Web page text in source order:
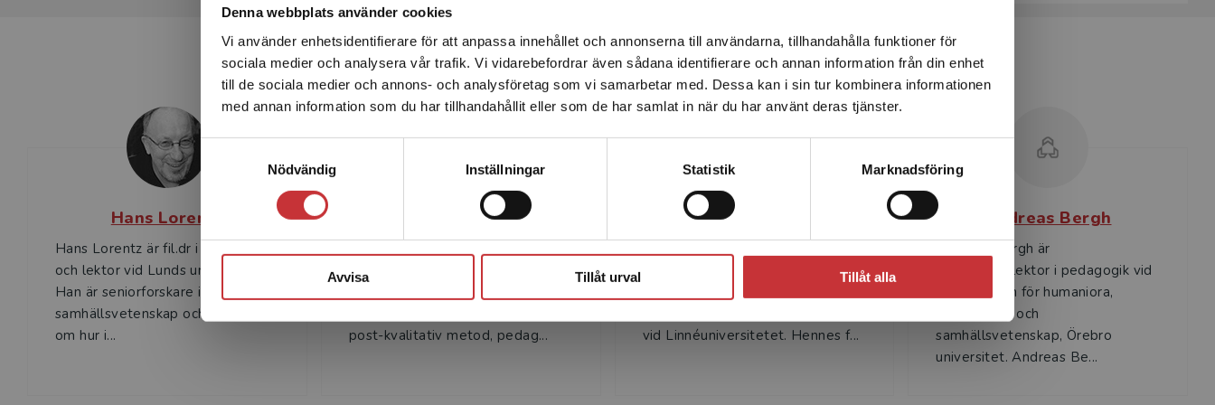
Denna webbplats använder cookies
Vi använder enhetsidentifierare för att anpassa innehållet och annonserna till användarna, tillhandahålla funktioner för
sociala medier och analysera vår trafik. Vi vidarebefordrar även sådana identifierare och annan information från din enhet
till de sociala medier och annons- och analysföretag som vi samarbetar med. Dessa kan i sin tur kombinera informationen
med annan information som du har tillhandahållit eller som de har samlat in när du har använt deras tjänster.
Nödvändig
Inställningar Statistik Marknadsföring
Avvisa Tillåt urval Tillåt alla
Det verkar som att du besöker studentlitteratur.se via en
enhet utanför Sverige. Vi erbjuder inte leveranser utanför
Sverige. För att kunna slutföra ett köp måste
leveransadressen vara i Sverige.Läs mer
Författare
Hans Lorentz
Hans Lorentz är fil.dr i pedagogik
och lektor vid Lunds universitet.
Han är seniorforskare i kultur- och
samhällsvetenskap och har forskat
om hur i...
Bosse Bergstedt
pedagogik vid Høgskolen I
post-kvalitativ metod, pedag...
Helen Avery
vid Linnéuniversitetet. Hennes f...
Andreas Bergh
Andreas Bergh är
universitetslektor i pedagogik vid
Institutionen för humaniora,
utbildnings- och
samhällsvetenskap, Örebro
universitet. Andreas Be...